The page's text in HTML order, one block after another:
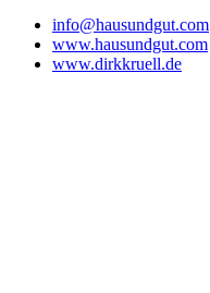
info@hausundgut.com
www.hausundgut.com
www.dirkkruell.de